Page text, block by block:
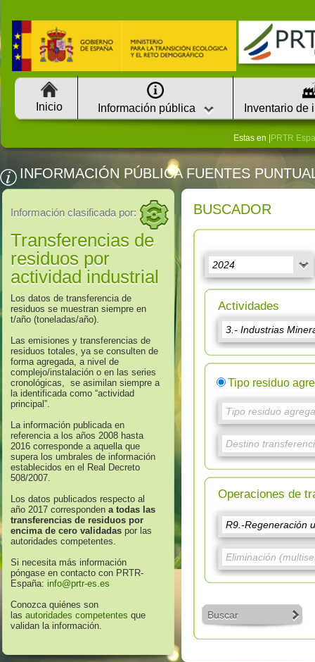
Inicio Información pública Inventario de
Estas en | PRTR
INFORMACIÓN PÚBLICA FUENTES
Información clasificada por:
Transferencias de
residuos por
actividad industrial
Los datos de transferencia de
residuos se muestran siempre en
t/año (toneladas/año).
Las emisiones y transferencias de
residuos totales, ya se consulten de
forma agregada, a nivel de
complejo/instalación o en las series
cronológicas, se asimilan siempre a
la identificada como “actividad
principal”.
La información publicada en
referencia a los años 2008 hasta
2016 corresponde a aquella que
supera los umbrales de información
establecidos en el Real Decreto
508/2007.
Los datos publicados respecto al
año 2017 corresponden a todas las
transferencias de residuos por
encima de cero validadas por las
autoridades competentes.
Si necesita más información
póngase en contacto con PRTR-
España: info@prtr-es.es
Conozca quiénes son
las autoridades competentes que
validan la información.
BUSCADOR
Actividades
Tipo residuo
Operaciones de
Buscar